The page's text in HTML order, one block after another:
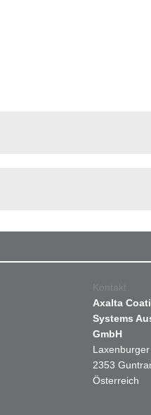
Kontakt
Axalta
Systems
GmbH
2353
Österreich